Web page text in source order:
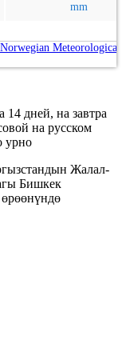
mm
Meteorological
дней, на завтра
на русском
урно
Жалал-
Бишкек